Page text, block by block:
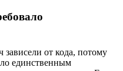
зависели от кода, потому
единственным